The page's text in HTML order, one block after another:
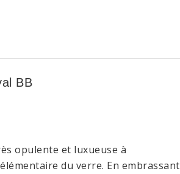
BB
opulente et luxueuse à
élémentaire du verre. En embrassant